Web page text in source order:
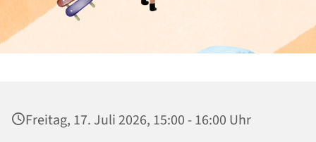
Freitag, 17. Juli 2026, 15:00 - 16:00 Uhr